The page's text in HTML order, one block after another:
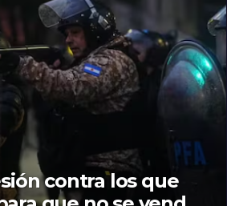
contra los que